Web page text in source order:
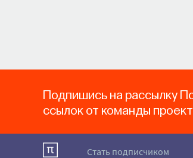
Подпишись на рассылку
ссылок от команды
Стать подписчиком